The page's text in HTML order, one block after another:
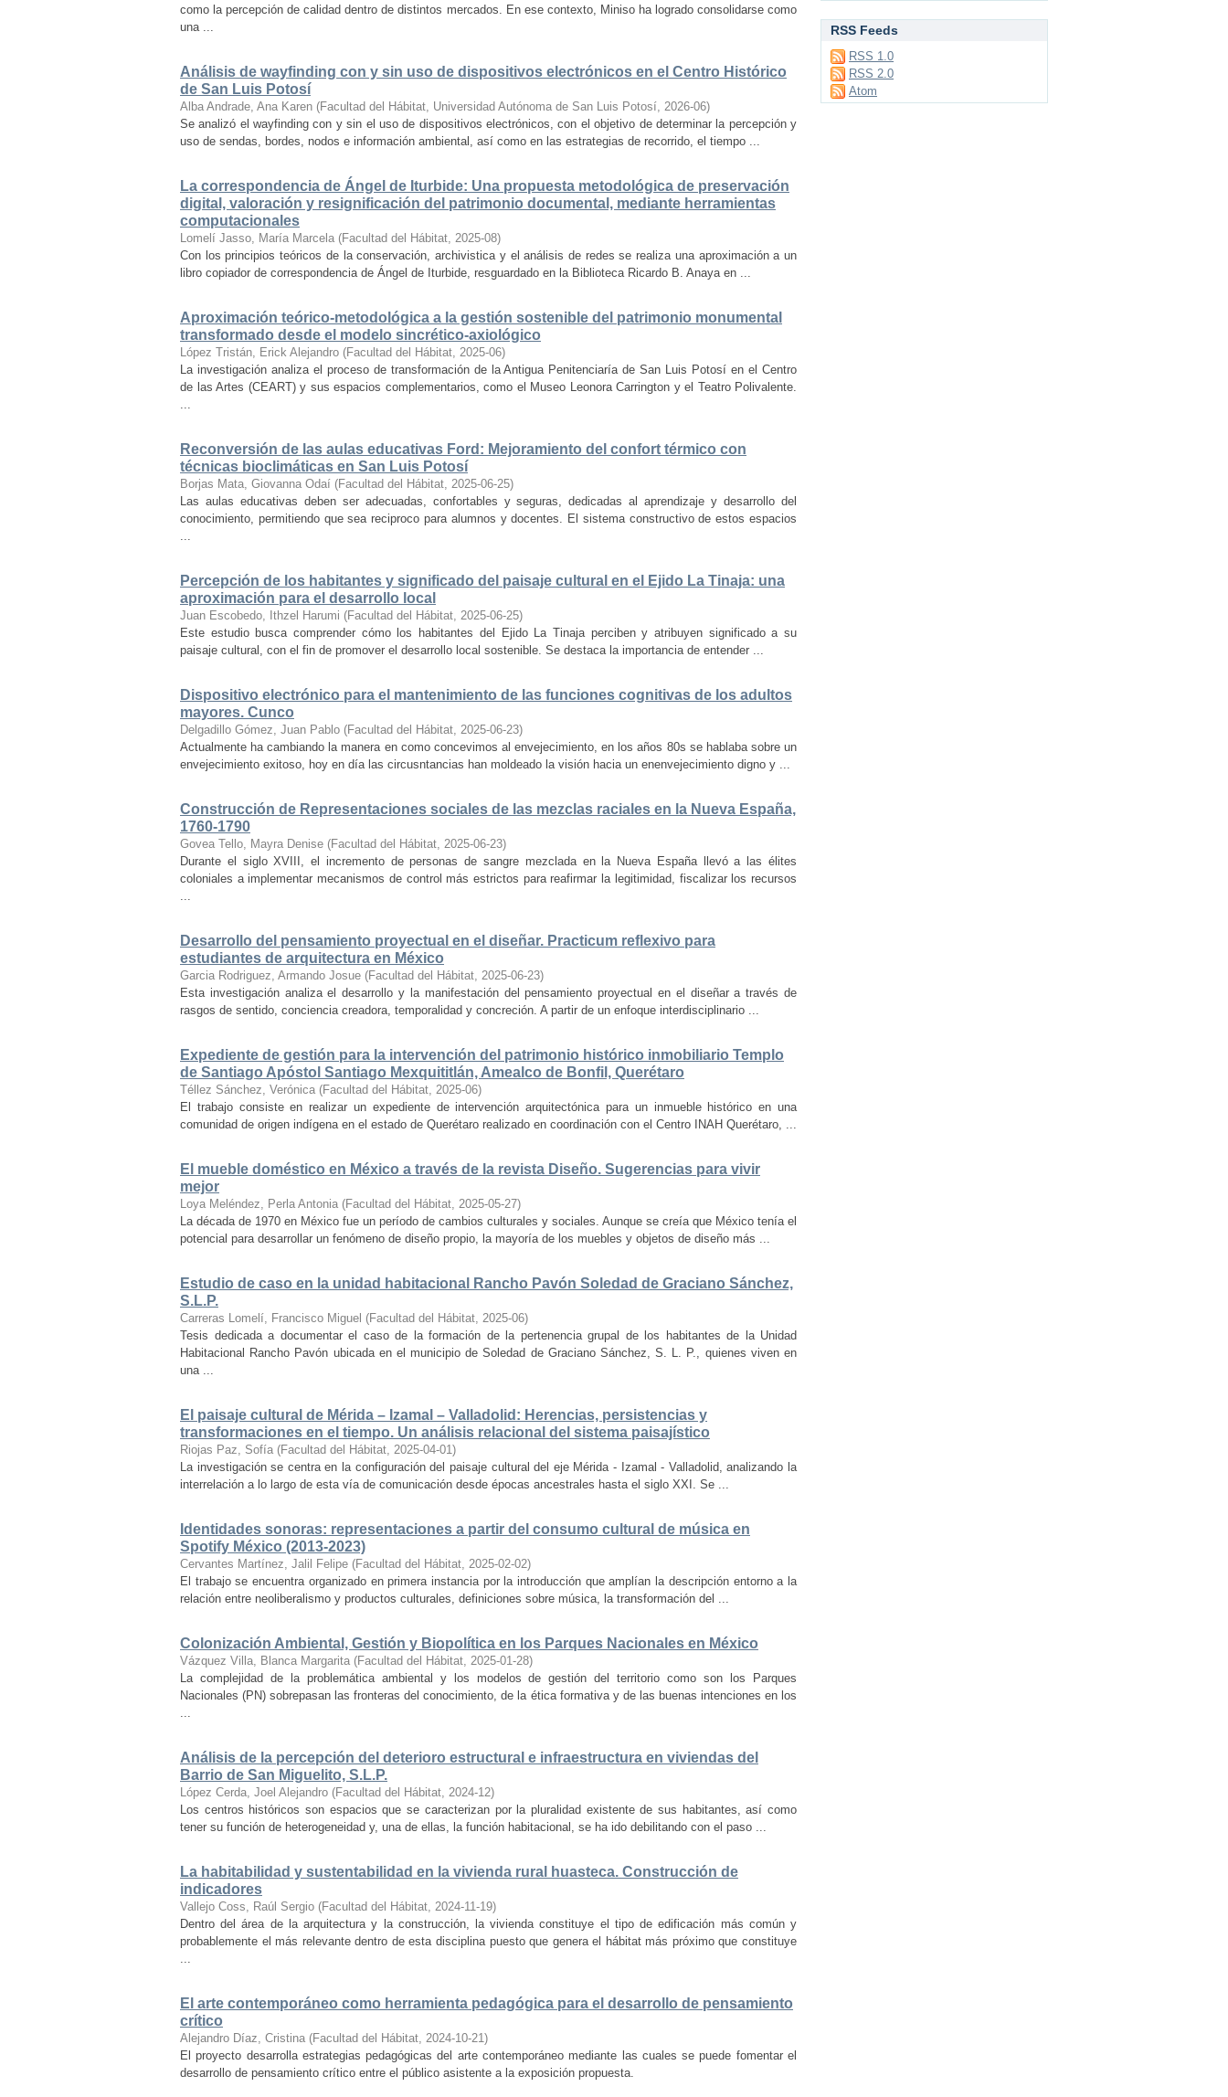
como la percepción de calidad dentro de distintos mercados. En ese contexto, Miniso ha logrado consolidarse como
una ...
Análisis de wayfinding con y sin uso de dispositivos electrónicos en el Centro Histórico
de San Luis Potosí
Alba Andrade, Ana Karen (Facultad del Hábitat, Universidad Autónoma de San Luis Potosí, 2026-06)
Se analizó el wayfinding con y sin el uso de dispositivos electrónicos, con el objetivo de determinar la percepción y
uso de sendas, bordes, nodos e información ambiental, así como en las estrategias de recorrido, el tiempo ...
La correspondencia de Ángel de Iturbide: Una propuesta metodológica de preservación
digital, valoración y resignificación del patrimonio documental, mediante herramientas
computacionales
Lomelí Jasso, María Marcela (Facultad del Hábitat, 2025-08)
Con los principios teóricos de la conservación, archivistica y el análisis de redes se realiza una aproximación a un
libro copiador de correspondencia de Ángel de Iturbide, resguardado en la Biblioteca Ricardo B. Anaya en ...
Aproximación teórico-metodológica a la gestión sostenible del patrimonio monumental
transformado desde el modelo sincrético-axiológico
López Tristán, Erick Alejandro (Facultad del Hábitat, 2025-06)
La investigación analiza el proceso de transformación de la Antigua Penitenciaría de San Luis Potosí en el Centro
de las Artes (CEART) y sus espacios complementarios, como el Museo Leonora Carrington y el Teatro Polivalente.
...
Reconversión de las aulas educativas Ford: Mejoramiento del confort térmico con
técnicas bioclimáticas en San Luis Potosí
Borjas Mata, Giovanna Odaí (Facultad del Hábitat, 2025-06-25)
Las aulas educativas deben ser adecuadas, confortables y seguras, dedicadas al aprendizaje y desarrollo del
conocimiento, permitiendo que sea reciproco para alumnos y docentes. El sistema constructivo de estos espacios
...
Percepción de los habitantes y significado del paisaje cultural en el Ejido La Tinaja: una
aproximación para el desarrollo local
Juan Escobedo, Ithzel Harumi (Facultad del Hábitat, 2025-06-25)
Este estudio busca comprender cómo los habitantes del Ejido La Tinaja perciben y atribuyen significado a su
paisaje cultural, con el fin de promover el desarrollo local sostenible. Se destaca la importancia de entender ...
Dispositivo electrónico para el mantenimiento de las funciones cognitivas de los adultos
mayores. Cunco
Delgadillo Gómez, Juan Pablo (Facultad del Hábitat, 2025-06-23)
Actualmente ha cambiando la manera en como concevimos al envejecimiento, en los años 80s se hablaba sobre un
envejecimiento exitoso, hoy en día las circusntancias han moldeado la visión hacia un enenvejecimiento digno y ...
Construcción de Representaciones sociales de las mezclas raciales en la Nueva España,
1760-1790
Govea Tello, Mayra Denise (Facultad del Hábitat, 2025-06-23)
Durante el siglo XVIII, el incremento de personas de sangre mezclada en la Nueva España llevó a las élites
coloniales a implementar mecanismos de control más estrictos para reafirmar la legitimidad, fiscalizar los recursos
...
Desarrollo del pensamiento proyectual en el diseñar. Practicum reflexivo para
estudiantes de arquitectura en México
Garcia Rodriguez, Armando Josue (Facultad del Hábitat, 2025-06-23)
Esta investigación analiza el desarrollo y la manifestación del pensamiento proyectual en el diseñar a través de
rasgos de sentido, conciencia creadora, temporalidad y concreción. A partir de un enfoque interdisciplinario ...
Expediente de gestión para la intervención del patrimonio histórico inmobiliario Templo
de Santiago Apóstol Santiago Mexquititlán, Amealco de Bonfil, Querétaro
Téllez Sánchez, Verónica (Facultad del Hábitat, 2025-06)
El trabajo consiste en realizar un expediente de intervención arquitectónica para un inmueble histórico en una
comunidad de origen indígena en el estado de Querétaro realizado en coordinación con el Centro INAH Querétaro, ...
El mueble doméstico en México a través de la revista Diseño. Sugerencias para vivir
mejor
Loya Meléndez, Perla Antonia (Facultad del Hábitat, 2025-05-27)
La década de 1970 en México fue un período de cambios culturales y sociales. Aunque se creía que México tenía el
potencial para desarrollar un fenómeno de diseño propio, la mayoría de los muebles y objetos de diseño más ...
Estudio de caso en la unidad habitacional Rancho Pavón Soledad de Graciano Sánchez,
S.L.P.
Carreras Lomelí, Francisco Miguel (Facultad del Hábitat, 2025-06)
Tesis dedicada a documentar el caso de la formación de la pertenencia grupal de los habitantes de la Unidad
Habitacional Rancho Pavón ubicada en el municipio de Soledad de Graciano Sánchez, S. L. P., quienes viven en
una ...
El paisaje cultural de Mérida – Izamal – Valladolid: Herencias, persistencias y
transformaciones en el tiempo. Un análisis relacional del sistema paisajístico
Riojas Paz, Sofía (Facultad del Hábitat, 2025-04-01)
La investigación se centra en la configuración del paisaje cultural del eje Mérida - Izamal - Valladolid, analizando la
interrelación a lo largo de esta vía de comunicación desde épocas ancestrales hasta el siglo XXI. Se ...
Identidades sonoras: representaciones a partir del consumo cultural de música en
Spotify México (2013-2023)
Cervantes Martínez, Jalil Felipe (Facultad del Hábitat, 2025-02-02)
El trabajo se encuentra organizado en primera instancia por la introducción que amplían la descripción entorno a la
relación entre neoliberalismo y productos culturales, definiciones sobre música, la transformación del ...
Colonización Ambiental, Gestión y Biopolítica en los Parques Nacionales en México
Vázquez Villa, Blanca Margarita (Facultad del Hábitat, 2025-01-28)
La complejidad de la problemática ambiental y los modelos de gestión del territorio como son los Parques
Nacionales (PN) sobrepasan las fronteras del conocimiento, de la ética formativa y de las buenas intenciones en los
...
Análisis de la percepción del deterioro estructural e infraestructura en viviendas del
Barrio de San Miguelito, S.L.P.
López Cerda, Joel Alejandro (Facultad del Hábitat, 2024-12)
Los centros históricos son espacios que se caracterizan por la pluralidad existente de sus habitantes, así como
tener su función de heterogeneidad y, una de ellas, la función habitacional, se ha ido debilitando con el paso ...
La habitabilidad y sustentabilidad en la vivienda rural huasteca. Construcción de
indicadores
Vallejo Coss, Raúl Sergio (Facultad del Hábitat, 2024-11-19)
Dentro del área de la arquitectura y la construcción, la vivienda constituye el tipo de edificación más común y
probablemente el más relevante dentro de esta disciplina puesto que genera el hábitat más próximo que constituye
...
El arte contemporáneo como herramienta pedagógica para el desarrollo de pensamiento
crítico
Alejandro Díaz, Cristina (Facultad del Hábitat, 2024-10-21)
El proyecto desarrolla estrategias pedagógicas del arte contemporáneo mediante las cuales se puede fomentar el
desarrollo de pensamiento crítico entre el público asistente a la exposición propuesta.
RSS Feeds
RSS 1.0
RSS 2.0
Atom